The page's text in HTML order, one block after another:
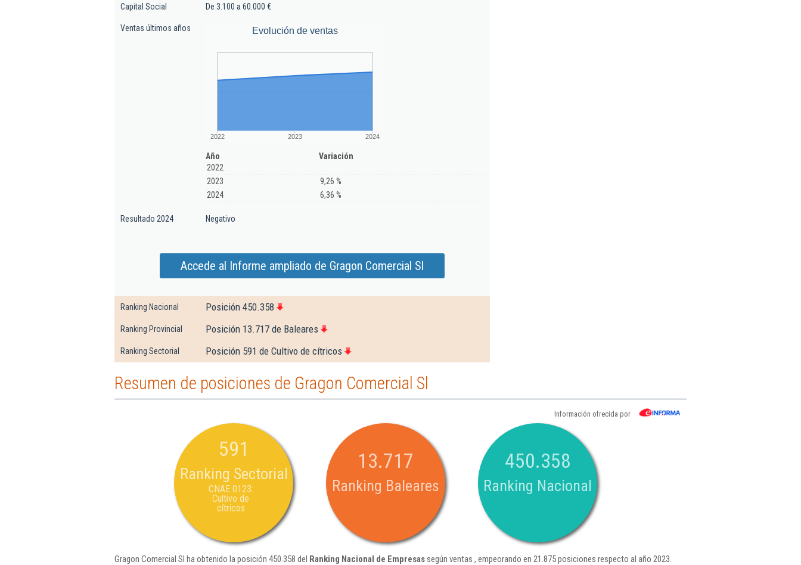
Capital Social De 3.100 a 60.000 €
Ventas últimos años Evolución de ventas
2022 2023 2024
Año
Variación
2022
2023
9,26 %
2024
6,36 %
Resultado 2024 Negativo
Accede al Informe ampliado de Gragon Comercial Sl
Ranking Nacional Posición 450.358
Ranking Provincial Posición 13.717 de Baleares
Ranking Sectorial Posición 591 de Cultivo de cítricos
Resumen de posiciones de Gragon Comercial Sl
Información ofrecida por
591
Ranking Sectorial
CNAE 0123:
Cultivo de
cítricos
13.717
Ranking Baleares
450.358
Ranking Nacional
Gragon Comercial Sl ha obtenido la posición 450.358 del Ranking Nacional de Empresassegún ventas , empeorando en 21.875 posiciones respecto al año 2023.